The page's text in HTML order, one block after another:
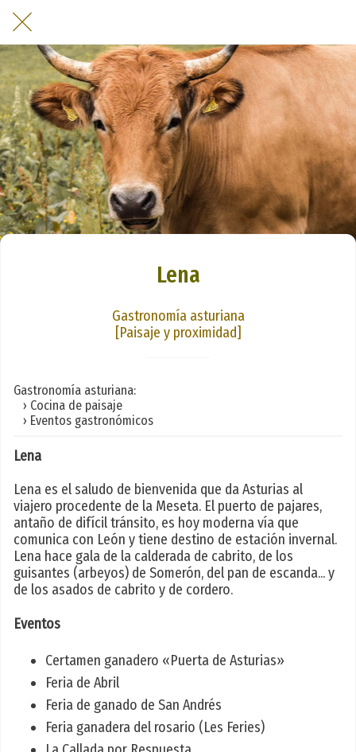
Lena
Gastronomía asturiana
[Paisaje y proximidad]
Gastronomía asturiana:
› Cocina de paisaje
› Eventos gastronómicos
Lena
Lena es el saludo de bienvenida que da Asturias al
viajero procedente de la Meseta. El puerto de pajares,
antaño de difícil tránsito, es hoy moderna vía que
comunica con León y tiene destino de estación invernal.
Lena hace gala de la calderada de cabrito, de los
guisantes (arbeyos) de Somerón, del pan de escanda... y
de los asados de cabrito y de cordero.
Eventos
Certamen ganadero «Puerta de Asturias»
Feria de Abril
Feria de ganado de San Andrés
Feria ganadera del rosario (Les Feries)